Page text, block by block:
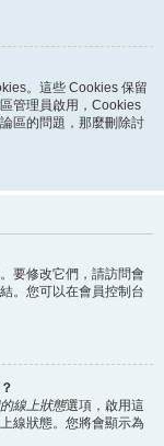
。這些 Cookies 保留
管理員啟用，Cookies
區的問題，那麼刪除討
要修改它們，請訪問會
。您可以在會員控制台
線上狀態選項，啟用這
線狀態。您將會顯示為